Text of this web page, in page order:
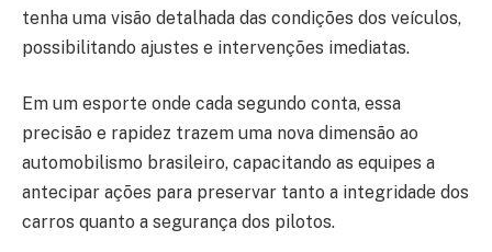
tenha uma visão detalhada das condições dos veículos,
possibilitando ajustes e intervenções imediatas.
Em um esporte onde cada segundo conta, essa
precisão e rapidez trazem uma nova dimensão ao
automobilismo brasileiro, capacitando as equipes a
antecipar ações para preservar tanto a integridade dos
carros quanto a segurança dos pilotos.